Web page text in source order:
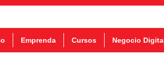
Emprenda Cursos Negocio